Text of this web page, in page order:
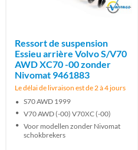
Brand
Ressort de suspension
Essieu arrière Volvo S/V70
AWD XC70 -00 zonder
Nivomat 9461883
Le délai de livraison est de 2 à 4 jours
S70 AWD 1999
V70 AWD (-00) V70XC (-00)
Voor modellen zonder Nivomat
schokbrekers